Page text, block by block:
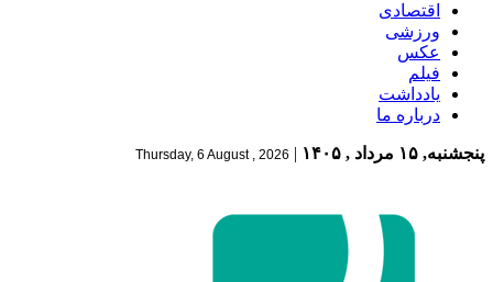
اقتصادی
ورزشی
عکس
فیلم
یادداشت
درباره ما
پنجشنبه, ۱۵ مرداد , ۱۴۰۵ |
Thursday, 6 August , 2026